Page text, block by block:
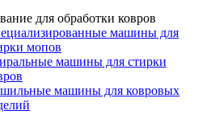
для обработки ковров
машины для
мопов
машины для стирки
машины для ковровых